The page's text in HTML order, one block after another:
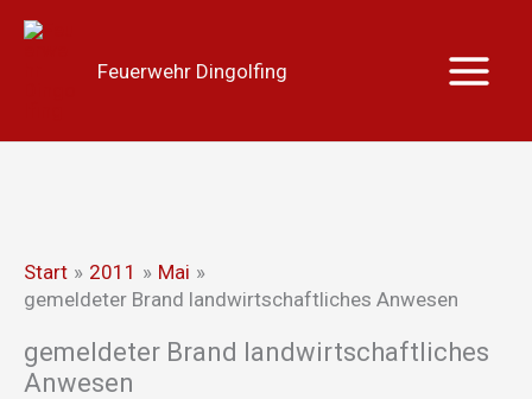
Zum
Feuerwehr Dingolfing
Start 2011
Mai
gemeldeter Brand landwirtschaftliches Anwesen
gemeldeter Brand landwirtschaftliches
Anwesen
Main